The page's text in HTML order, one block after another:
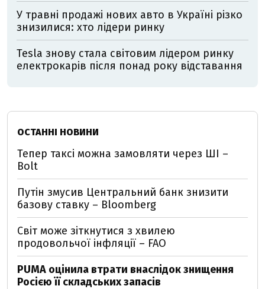
У травні продажі нових авто в Україні різко
знизилися: хто лідери ринку
Tesla знову стала світовим лідером ринку
електрокарів після понад року відставання
ОСТАННІ НОВИНИ
Тепер таксі можна замовляти через ШІ –
Bolt
Путін змусив Центральний банк знизити
базову ставку – Bloomberg
Світ може зіткнутися з хвилею
продовольчої інфляції – FAO
PUMA оцінила втрати внаслідок знищення
Росією її складських запасів